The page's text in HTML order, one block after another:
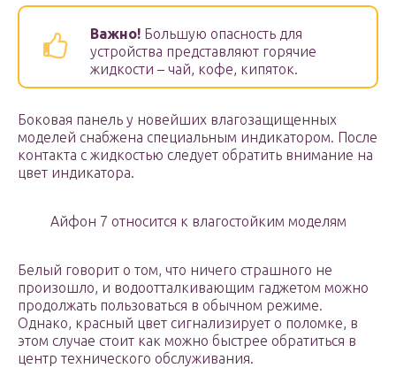
Важно! Большую опасность для
устройства представляют горячие
жидкости – чай, кофе, кипяток.
Боковая панель у новейших влагозащищенных
моделей снабжена специальным индикатором. После
контакта с жидкостью следует обратить внимание на
цвет индикатора.
Айфон 7 относится к влагостойким моделям
Белый говорит о том, что ничего страшного не
произошло, и водоотталкивающим гаджетом можно
продолжать пользоваться в обычном режиме.
Однако, красный цвет сигнализирует о поломке, в
этом случае стоит как можно быстрее обратиться в
центр технического обслуживания.